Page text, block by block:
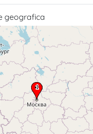
geografica